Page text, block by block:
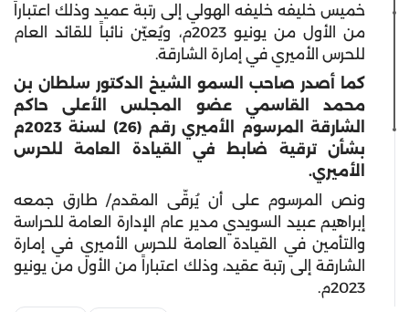
خميس خليفه خليفه الهولي إلى رتبة عميد وذلك اعتباراً
من الأول من يونيو 2023م، ويُعيّن نائباً للقائد العام
للحرس الأميري في إمارة الشارقة.
كما أصدر صاحب السمو الشيخ الدكتور سلطان بن
محمد القاسمي عضو المجلس الأعلى حاكم
الشارقة المرسوم الأميري رقم (26) لسنة 2023م
بشأن ترقية ضابط في القيادة العامة للحرس
الأميري.
ونص المرسوم على أن يُرقّى المقدم/ طارق جمعه
إبراهيم عبيد السويدي مدير عام الإدارة العامة للحراسة
والتأمين في القيادة العامة للحرس الأميري في إمارة
الشارقة إلى رتبة عقيد، وذلك اعتباراً من الأول من يونيو
2023م.